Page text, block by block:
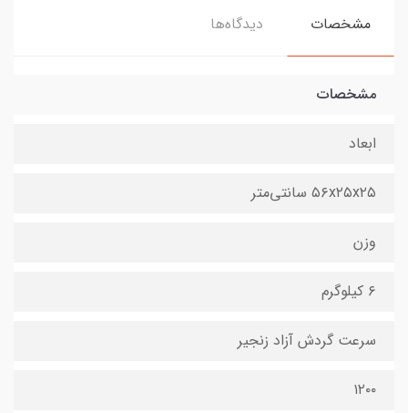
مشخصات دیدگاه‌ها
مشخصات
ابعاد
۵۶x۲۵x۲۵ سانتی‌متر
وزن
۶ کیلوگرم
سرعت گردش آزاد زنجیر
۱۲۰۰